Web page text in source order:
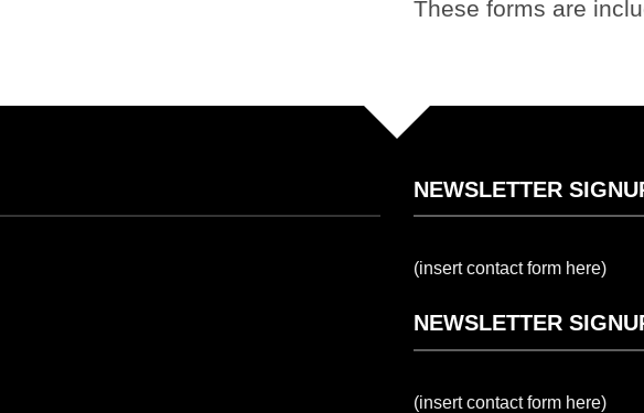
These forms are
NEWSLETTER
(insert contact form here)
NEWSLETTER
(insert contact form here)